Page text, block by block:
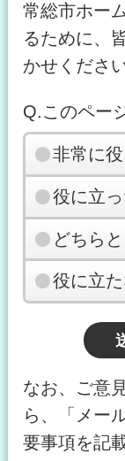
常総市ホー
るために、
かせください
Q.このペー
非常に
役に立
どちら
役に立
なお、ご意
ら、「メー
要事項を記